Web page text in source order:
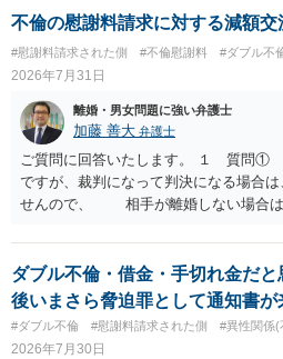
不倫の慰謝料請求に対する減額
#慰謝料請求された側 #不倫慰謝料 #ダブル不
2026年7月31日
離婚・男女問題に強い弁護士
加藤 善大 弁護士
ご質問に回答いたします。 １ 質問
ですが、裁判になって判決になる場合
せんので、 相手が離婚しない場合は
するデメリットはありますから（経済
反対にご自身が、裁判も辞さずとい
に働く可能性は有り得ます。 交渉で
が弁護士に依頼しているケースで、５０
稀であると思います。 通常は、６０
ダブル不倫・借金・手切れ金だ
後いまさら脅迫罪として通知書
#ダブル不倫 #慰謝料請求された側 #異性関係(
2026年7月30日